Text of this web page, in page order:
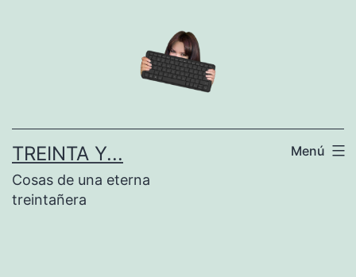
TREINTA Y...
Cosas de una eterna
treintañera
Menú